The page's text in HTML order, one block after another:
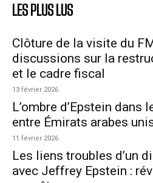
LES PLUS LUS
Clôture de la visite du
discussions sur la
et le cadre fiscal
13 février 2026
L’ombre d’Epstein dans
entre Émirats arabes
11 février 2026
Les liens troubles d’un
avec Jeffrey Epstein :